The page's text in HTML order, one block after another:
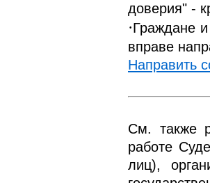
доверия" -
·Граждане
вправе
Направить
См. также
работе
лиц),